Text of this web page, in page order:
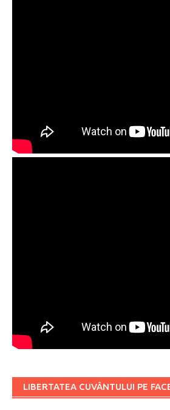
LIBERTATEA CUVÂNTULUI PE